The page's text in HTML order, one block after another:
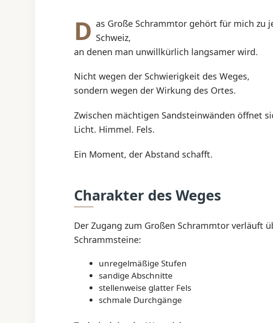
D as Große Schrammtor gehört für mich zu
Schweiz,
an denen man unwillkürlich langsamer wird.
Nicht wegen der Schwierigkeit des Weges,
sondern wegen der Wirkung des Ortes.
Zwischen mächtigen Sandsteinwänden öffnet
Licht. Himmel. Fels.
Ein Moment, der Abstand schafft.
Charakter des Weges
Der Zugang zum Großen Schrammtor verläuft
Schrammsteine:
unregelmäßige Stufen
sandige Abschnitte
stellenweise glatter Fels
schmale Durchgänge